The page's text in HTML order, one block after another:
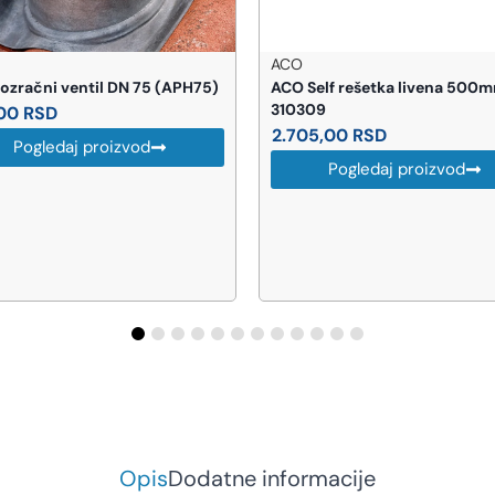
ACO Self rešetka livena 500mm
310309
2.705,00RSD
Pogledaj proizvod
Peštan Confluo
10.692,00
Pogledaj
OpisDodatne informacije